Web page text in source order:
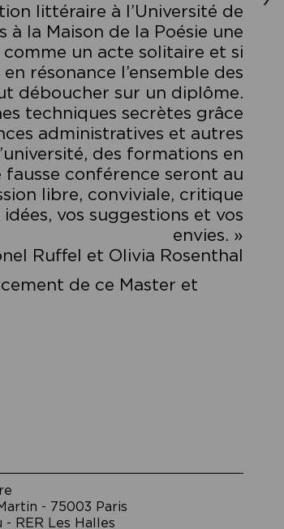
littéraire à l’Université de
la Maison de la Poésie une
un acte solitaire et si
résonance l’ensemble des
déboucher sur un diplôme.
techniques secrètes grâce
administratives et autres
des formations en
conférence seront au
libre, conviviale, critique
vos suggestions et vos
envies. »
Ruffel et Olivia Rosenthal
de ce Master et
- 75003 Paris
- RER Les Halles